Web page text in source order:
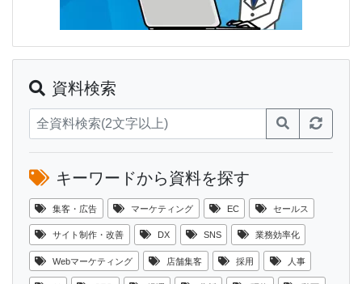
資料検索
キーワードから資料を探す
集客・広告 マーケティング EC セールス
サイト制作・改善 DX SNS 業務効率化
Webマーケティング 店舗集客 採用 人事